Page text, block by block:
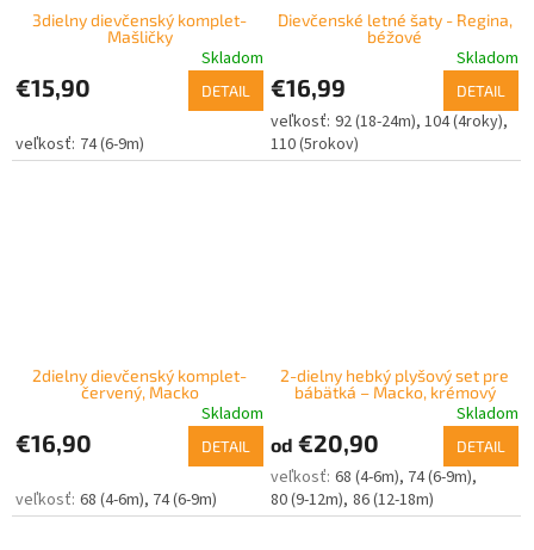
3dielny dievčenský komplet-
Mašličky
Skladom
€15,90 DETAIL
74 (6-9m)
Dievčenské letné šaty - Regina,
béžové
Skladom
€16,99 DETAIL
92 (18-24m) 104 (4roky)
110 (5rokov)
2dielny dievčenský komplet-
červený, Macko
Skladom
€16,90 DETAIL
68 (4-6m) 74 (6-9m)
2-dielny hebký plyšový set pre
bábätká – Macko, krémový
Skladom
od €20,90 DETAIL
68 (4-6m) 74 (6-9m)
80 (9-12m) 86 (12-18m)